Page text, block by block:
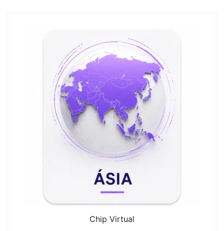
Chip Virtual